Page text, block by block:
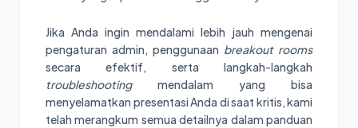
Jika Anda ingin mendalami lebih jauh mengenai
pengaturan admin, penggunaan breakout rooms
secara efektif, serta langkah-langkah
troubleshootingmendalam yang bisa
menyelamatkan presentasi Anda di saat kritis, kami
telah merangkum semua detailnya dalam panduan